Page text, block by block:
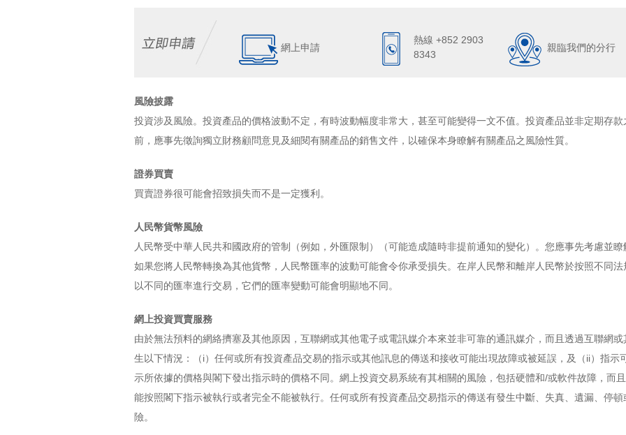
網上申請
熱線 +852 2903
8343
親臨我們的分行
風險披露
投資涉及風險。投資產品的價格波動不定，有時波動幅度非常大，甚至可能變得一文不值。投資產品並非定期存
前，應事先徵詢獨立財務顧問意見及細閱有關產品的銷售文件，以確保本身瞭解有關產品之風險性質。
證券買賣
買賣證券很可能會招致損失而不是一定獲利。
人民幣貨幣風險
人民幣受中華人民共和國政府的管制（例如，外匯限制）（可能造成隨時非提前通知的變化）。您應事先考慮並瞭
如果您將人民幣轉換為其他貨幣，人民幣匯率的波動可能會令你承受損失。在岸人民幣和離岸人民幣於按照不同
以不同的匯率進行交易，它們的匯率變動可能會明顯地不同。
網上投資買賣服務
由於無法預料的網絡擠塞及其他原因，互聯網或其他電子或電訊媒介本來並非可靠的通訊媒介，而且透過互聯網
生以下情況：（i）任何或所有投資產品交易的指示或其他訊息的傳送和接收可能出現故障或被延誤，及（ii）指示
示所依據的價格與閣下發出指示時的價格不同。網上投資交易系統有其相關的風險，包括硬體和/或軟件故障，而
能按照閣下指示被執行或者完全不能被執行。任何或所有投資產品交易指示的傳送有發生中斷、失真、遺漏、停
險。